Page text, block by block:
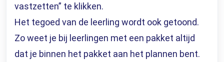
vastzetten” te klikken.
Het tegoed van de leerling wordt ook getoond.
Zo weet je bij leerlingen met een pakket altijd
dat je binnen het pakket aan het plannen bent.